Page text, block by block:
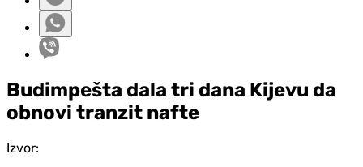
Budimpešta dala tri dana Kijevu da
obnovi tranzit nafte
Izvor: